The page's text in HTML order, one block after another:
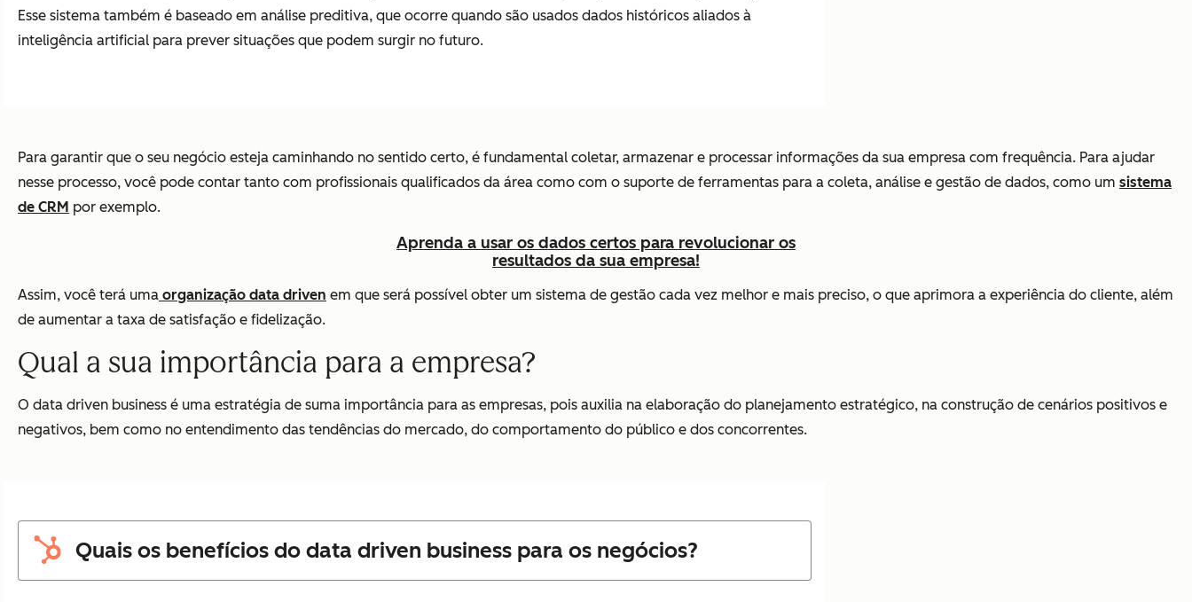
Esse sistema também é baseado em análise preditiva, que ocorre quando são usados dados históricos aliados à
inteligência artificial para prever situações que podem surgir no futuro.
Para garantir que o seu negócio esteja caminhando no sentido certo, é fundamental coletar, armazenar e processar informações da sua empresa com frequência. Para ajudar
nesse processo, você pode contar tanto com profissionais qualificados da área como com o suporte de ferramentas para a coleta, análise e gestão de dados, como um sistema
de CRM por exemplo.
Aprenda a usar os dados certos para revolucionar os
resultados da sua empresa!
Assim, você terá uma organização data driven em que será possível obter um sistema de gestão cada vez melhor e mais preciso, o que aprimora a experiência do cliente, além
de aumentar a taxa de satisfação e fidelização.
Qual a sua importância para a empresa?
O data driven business é uma estratégia de suma importância para as empresas, pois auxilia na elaboração do planejamento estratégico, na construção de cenários positivos e
negativos, bem como no entendimento das tendências do mercado, do comportamento do público e dos concorrentes.
Quais os benefícios do data driven business para os negócios?